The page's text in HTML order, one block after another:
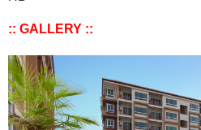
:: GALLERY ::